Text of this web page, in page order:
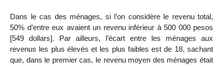
Dans le cas des ménages, si l’on considère le revenu total,
50% d’entre eux avaient un revenu inférieur à 500 000 pesos
[549 dollars]. Par ailleurs, l’écart entre les ménages aux
revenus les plus élevés et les plus faibles est de 18, sachant
que, dans le premier cas, le revenu moyen des ménages était